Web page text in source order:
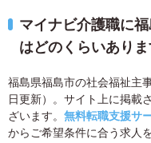
マイナビ介護職に
はどのくらいありま
福島県福島市の社会福祉主
日更新）。サイト上に掲載
ざいます。 無料転職支援サ
からご希望条件に合う求人